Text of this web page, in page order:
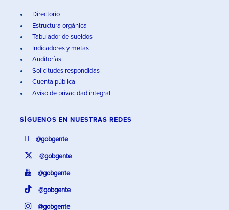
Directorio
Estructura orgánica
Tabulador de sueldos
Indicadores y metas
Auditorías
Solicitudes respondidas
Cuenta pública
Aviso de privacidad integral
SÍGUENOS EN NUESTRAS REDES
@gobgente
@gobgente
@gobgente
@gobgente
@gobgente